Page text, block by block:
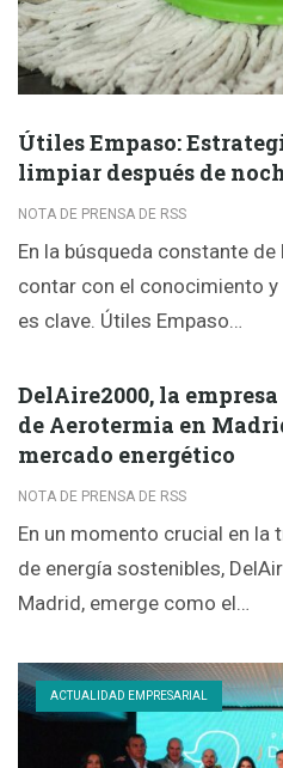
Útiles Empaso:
limpiar después de
NOTA DE PRENSA DE RSS
En la búsqueda constante
contar con el conocimiento
es clave. Útiles Empaso…
DelAire2000, la
de Aerotermia en
mercado energético
NOTA DE PRENSA DE RSS
En un momento crucial en la
de energía sostenibles,
Madrid, emerge como el…
ACTUALIDAD EMPRESARIAL